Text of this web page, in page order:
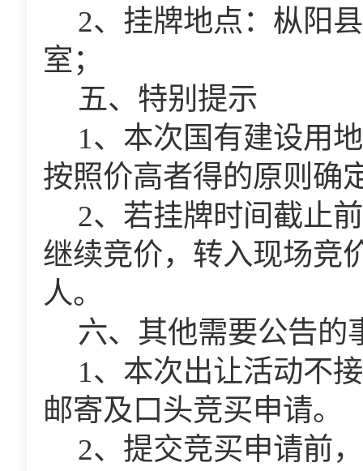
2、挂牌地点：枞阳
室；
五、特别提示
1、本次国有建设用
按照价高者得的原则确
2、若挂牌时间截止前
继续竞价，转入现场竞
人。
六、其他需要公告的
1、本次出让活动不
邮寄及口头竞买申请。
2、提交竞买申请前